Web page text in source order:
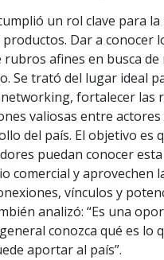
un rol clave para
productos. Dar a conocer
rubros afines en busca de
Se trató del lugar ideal
fortalecer las
valiosas entre
del país. El objetivo es
puedan conocer
comercial y aprovechen
vínculos y
analizó: “Es una
conozca qué es lo
aportar al país”.